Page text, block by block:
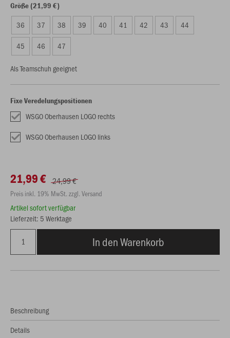
Größe (21,99 €)
36 37 38 39 40 41 42 43 44
45 46 47
Als Teamschuh geeignet
Fixe Veredelungspositionen
WSGO Oberhausen LOGO rechts
WSGO Oberhausen LOGO links
21,99 € 24,99 €
Preis inkl. 19% MwSt. zzgl. Versand
Artikel sofort verfügbar
Lieferzeit: 5 Werktage
In den Warenkorb
Beschreibung
Details